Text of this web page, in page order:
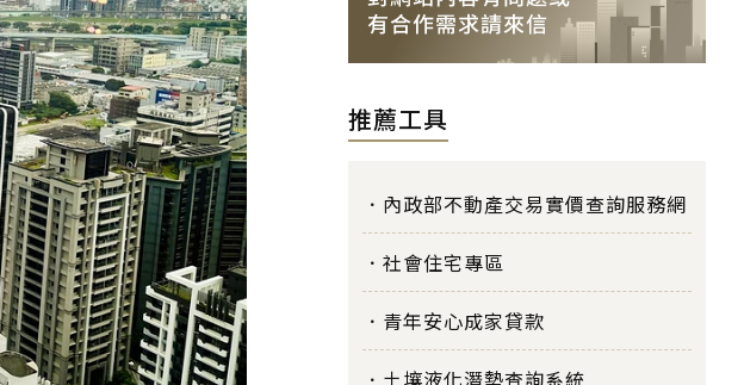
推薦工具
內政部不動產交易實價查詢服務網
社會住宅專區
青年安心成家貸款
土壤液化潛勢查詢系統